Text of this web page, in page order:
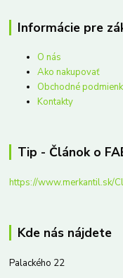
Informácie pre
O nás
Ako nakupovať
Obchodné
Kontakty
Tip - Článok o
https://www.merkantil.sk/
Kde nás nájdete
Palackého 22